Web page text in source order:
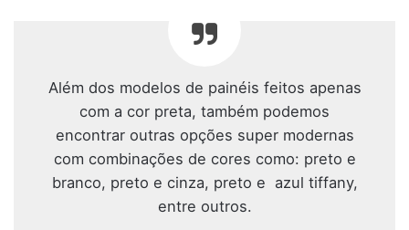
Além dos modelos de painéis feitos apenas
com a cor preta, também podemos
encontrar outras opções super modernas
com combinações de cores como: preto e
branco, preto e cinza, preto e azul tiffany,
entre outros.